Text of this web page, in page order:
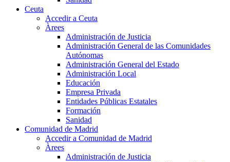
Ceuta
Accedir a Ceuta
Àrees
Administración de Justicia
Administración General de las Comunidades
Autónomas
Administración General del Estado
Administración Local
Educación
Empresa Privada
Entidades Públicas Estatales
Formación
Sanidad
Comunidad de Madrid
Accedir a Comunidad de Madrid
Àrees
Administración de Justicia